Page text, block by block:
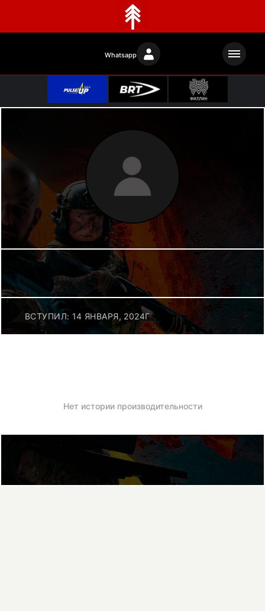
Whatsapp
ВСТУПИЛ: 14 ЯНВАРЯ, 2024Г
Нет истории производительности